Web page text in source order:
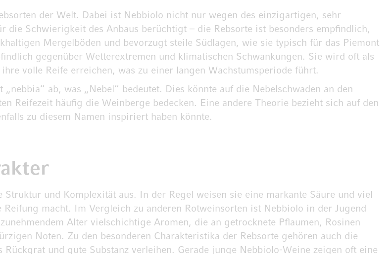
der Welt. Dabei ist Nebbiolo nicht nur wegen des einzigartigen, sehr
die Schwierigkeit des Anbaus berüchtigt – die Rebsorte ist besonders empfindlich,
Mergelböden und bevorzugt steile Südlagen, wie sie typisch für das Piemont
gegenüber Wetterextremen und klimatischen Schwankungen. Sie wird oft als
volle Reife erreichen, was zu einer langen Wachstumsperiode führt.
ab, was „Nebel“ bedeutet. Dies könnte auf die Nebelschwaden an den
Reifezeit häufig die Weinberge bedecken. Eine andere Theorie bezieht sich auf den
zu diesem Namen inspiriert haben könnte.
und Komplexität aus. In der Regel weisen sie eine markante Säure und viel
Reifung macht. Im Vergleich zu anderen Rotweinsorten ist Nebbiolo in der Jugend
Alter vielschichtige Aromen, die an getrocknete Pflaumen, Rosinen
Noten. Zu den besonderen Charakteristika der Rebsorte gehören auch die
und gute Substanz verleihen. Gerade junge Nebbiolo-Weine zeigen oft eine